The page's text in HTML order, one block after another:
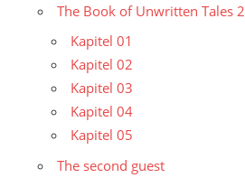
The Book of Unwritten Tales 2
Kapitel 01
Kapitel 02
Kapitel 03
Kapitel 04
Kapitel 05
The second guest